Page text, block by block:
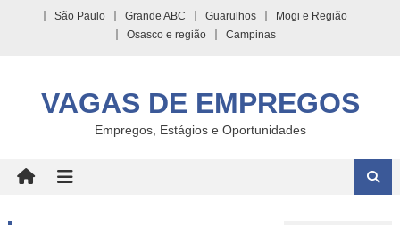
São Paulo Grande ABC Guarulhos
Mogi e Região
Osasco e região
Campinas
VAGAS DE EMPREGOS
Empregos, Estágios e Oportunidades